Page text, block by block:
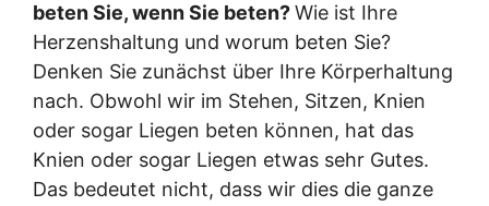
beten Sie, wenn Sie beten?Wie ist Ihre
Herzenshaltung und worum beten Sie?
Denken Sie zunächst über Ihre Körperhaltung
nach. Obwohl wir im Stehen, Sitzen, Knien
oder sogar Liegen beten können, hat das
Knien oder sogar Liegen etwas sehr Gutes.
Das bedeutet nicht, dass wir dies die ganze